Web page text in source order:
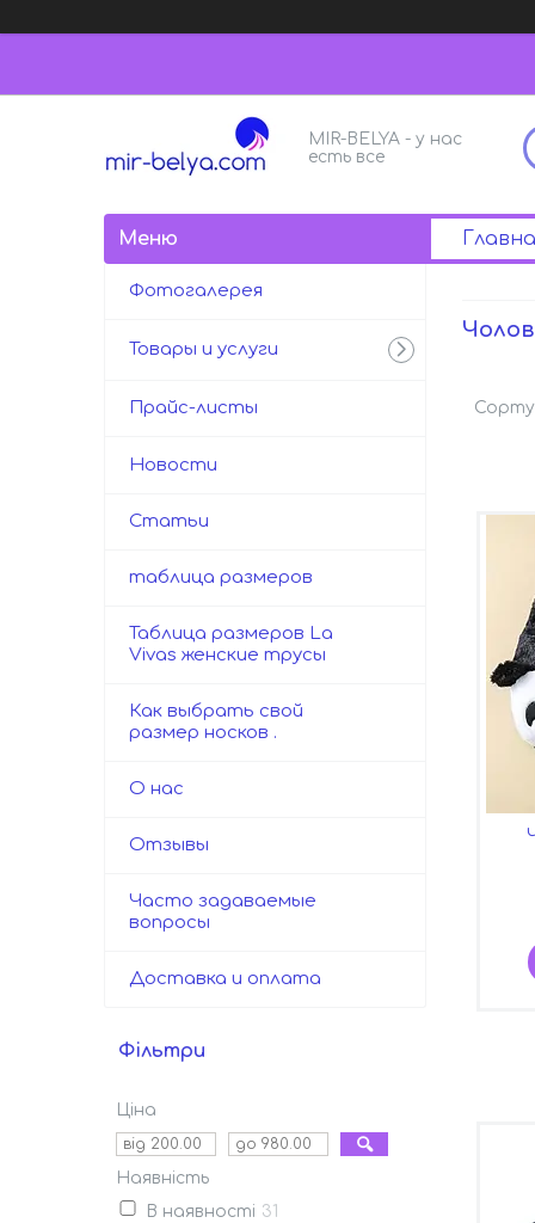
MIR-BELYA - у нас
есть все
Фотогалерея
Товары и услуги
Прайс-листы
Новости
Статьи
таблица размеров
Таблица размеров La
Vivas женские трусы
Как выбрать свой
размер носков .
О нас
Отзывы
Часто задаваемые
вопросы
Доставка и оплата
Фільтри
Ціна
Наявність
В наявності 31